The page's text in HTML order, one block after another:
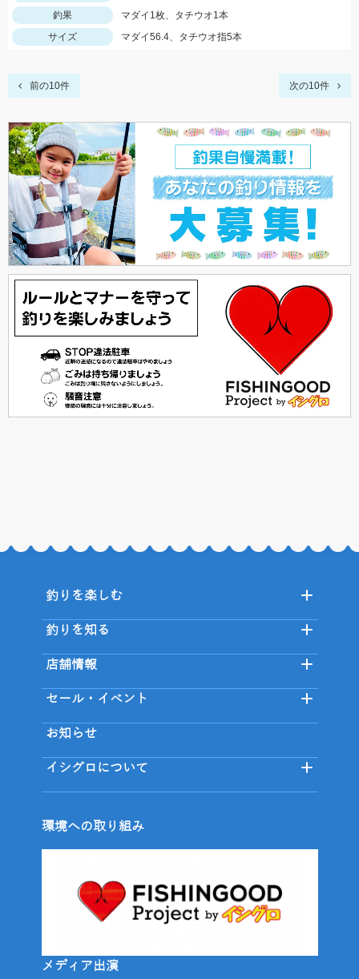
釣果
マダイ1枚、タチウオ1本
サイズ
マダイ56.4、タチウオ指5本
前の10件 次の10件
釣りを楽しむ
釣りを知る
店舗情報
セール・イベント
お知らせ
イシグロについて
環境への取り組み
メディア出演